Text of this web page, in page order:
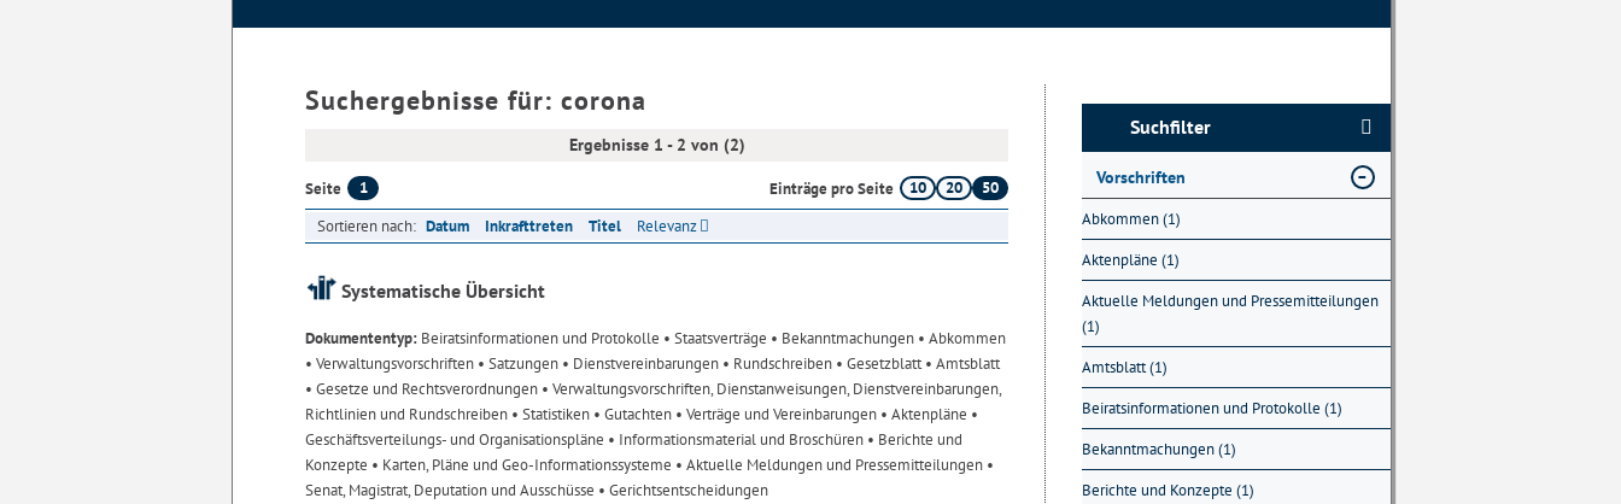
Suchergebnisse für: corona
Ergebnisse 1 - 2 von (2)
Seite 1 Einträge pro Seite 10 20
50
Sortieren nach: Datum Inkrafttreten Titel Relevanz
Systematische Übersicht
Dokumententyp: Beiratsinformationen und Protokolle • Staatsverträge • Bekanntmachungen • Abkommen
• Verwaltungsvorschriften • Satzungen • Dienstvereinbarungen • Rundschreiben • Gesetzblatt• Amtsblatt
• Gesetze und Rechtsverordnungen • Verwaltungsvorschriften, Dienstanweisungen, Dienstvereinbarungen,
Richtlinien und Rundschreiben • Statistiken • Gutachten • Verträge und Vereinbarungen • Aktenpläne •
Geschäftsverteilungs- und Organisationspläne • Informationsmaterial und Broschüren • Berichte und
Konzepte • Karten, Pläne und Geo-Informationssysteme • Aktuelle Meldungen und Pressemitteilungen •
Senat, Magistrat, Deputation und Ausschüsse • Gerichtsentscheidungen
Suchfilter
Vorschriften
Abkommen (1)
Aktenpläne (1)
Aktuelle Meldungen und Pressemitteilungen
(1)
Amtsblatt (1)
Beiratsinformationen und Protokolle (1)
Bekanntmachungen (1)
Berichte und Konzepte (1)